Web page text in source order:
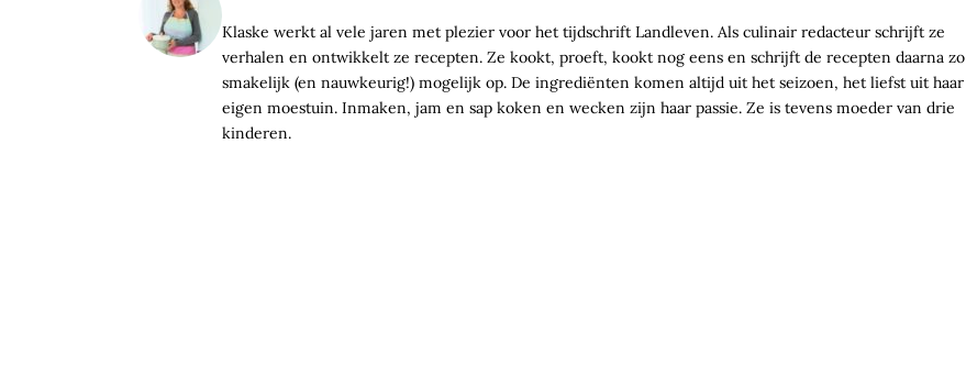
Klaske werkt al vele jaren met plezier voor het tijdschrift Landleven. Als culinair redacteur schrijft ze
verhalen en ontwikkelt ze recepten. Ze kookt, proeft, kookt nog eens en schrijft de recepten daarna zo
smakelijk (en nauwkeurig!) mogelijk op. De ingrediënten komen altijd uit het seizoen, het liefst uit haar
eigen moestuin. Inmaken, jam en sap koken en wecken zijn haar passie. Ze is tevens moeder van drie
kinderen.